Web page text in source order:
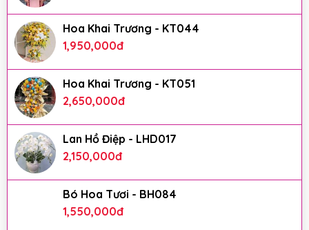
Hoa Khai Trương - KT044
1,950,000đ
Hoa Khai Trương - KT051
2,650,000đ
Lan Hồ Điệp - LHD017
2,150,000đ
Bó Hoa Tươi - BH084
1,550,000đ